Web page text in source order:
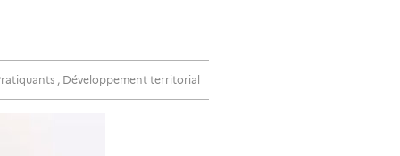
, Développement territorial